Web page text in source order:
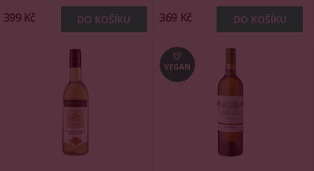
399 Kč 369 Kč